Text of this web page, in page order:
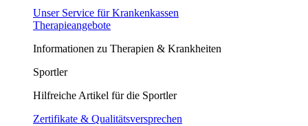
Unser Service für Krankenkassen
Therapieangebote
Informationen zu Therapien & Krankheiten
Sportler
Hilfreiche Artikel für die Sportler
Zertifikate & Qualitätsversprechen